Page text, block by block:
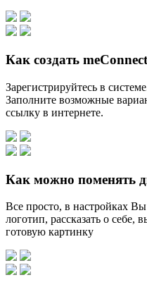
Как создать
Зарегистрируйтесь в
Заполните возможные
ссылку в интернете.
Как можно поменять
Все просто, в настройках
логотип, рассказать о себе,
готовую картинку